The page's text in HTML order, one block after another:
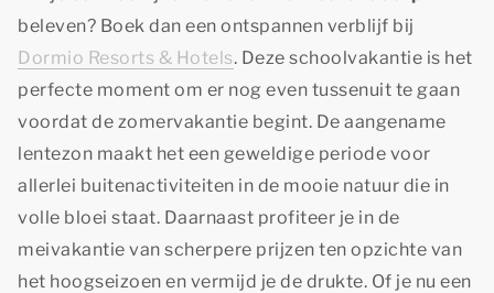
beleven? Boek dan een ontspannen verblijf bij
Dormio Resorts & Hotels. Deze schoolvakantie is het
perfecte moment om er nog even tussenuit te gaan
voordat de zomervakantie begint. De aangename
lentezon maakt het een geweldige periode voor
allerlei buitenactiviteiten in de mooie natuur die in
volle bloei staat. Daarnaast profiteer je in de
meivakantie van scherpere prijzen ten opzichte van
het hoogseizoen en vermijd je de drukte. Of je nu een